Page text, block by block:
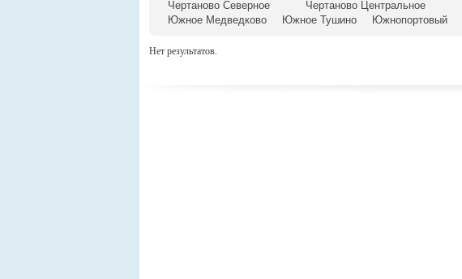
Чертаново Северное
Чертаново Центральное
Южное Медведково
Южное Тушино Южнопортовый
Нет результатов.